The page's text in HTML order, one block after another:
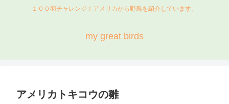
１００羽チャレンジ！アメリカから野鳥を紹介しています。
my great birds
アメリカトキコウの雛